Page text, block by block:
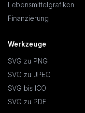
Lebensmittelgrafiken
Finanzierung
Werkzeuge
SVG zu PNG
SVG zu JPEG
SVG bis ICO
SVG zu PDF